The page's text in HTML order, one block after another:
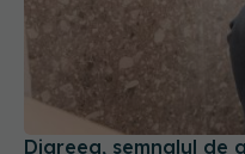
Diareea, semnalul
dezechilibrat. Ce
20 mai 2026, 18:48